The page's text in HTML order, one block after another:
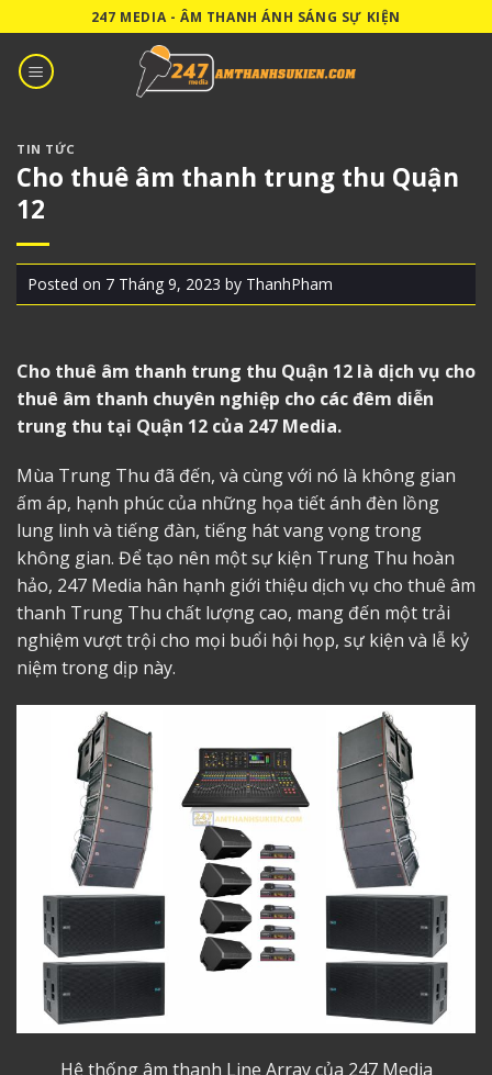
to
content
247 MEDIA - ÂM THANH ÁNH SÁNG SỰ KIỆN
TIN TỨC
Cho thuê âm thanh trung thu Quận
12
Posted on 7 Tháng 9, 2023 by ThanhPham
Cho thuê âm thanh trung thu Quận 12 là dịch vụ cho
thuê âm thanh chuyên nghiệp cho các đêm diễn
trung thu tại Quận 12 của 247 Media.
Mùa Trung Thu đã đến, và cùng với nó là không gian
ấm áp, hạnh phúc của những họa tiết ánh đèn lồng
lung linh và tiếng đàn, tiếng hát vang vọng trong
không gian. Để tạo nên một sự kiện Trung Thu hoàn
hảo, 247 Media hân hạnh giới thiệu dịch vụ cho thuê âm
thanh Trung Thu chất lượng cao, mang đến một trải
nghiệm vượt trội cho mọi buổi hội họp, sự kiện và lễ kỷ
niệm trong dịp này.
Hệ thống âm thanh Line Array của 247 Media